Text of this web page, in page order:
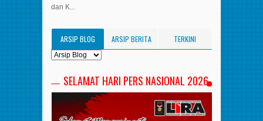
dan K...
ARSIP BLOG ARSIP BERITA TERKINI
SELAMAT HARI PERS NASIONAL 2026